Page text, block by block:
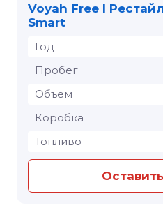
Voyah Free I
Smart
Год
Пробег
Объем
Коробка
Топливо